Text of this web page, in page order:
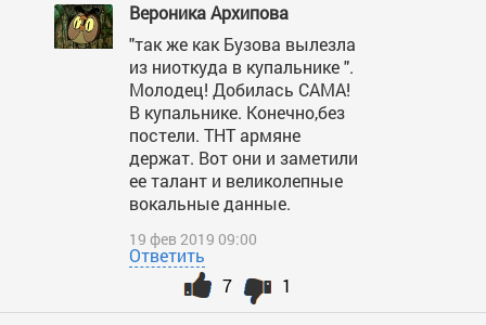
Вероника Архипова
"так же как Бузова вылезла
из ниоткуда в купальнике ".
Молодец! Добилась САМА!
В купальнике. Конечно,без
постели. ТНТ армяне
держат. Вот они и заметили
ее талант и великолепные
вокальные данные.
19 фев 2019 09:00
Ответить
1
7